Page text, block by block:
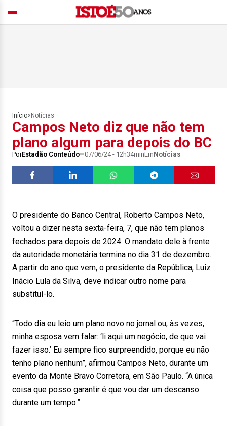
Início> Notícias
Campos Neto diz que não tem
plano algum para depois do BC
PorEstadão Conteúdo 07/06/24 - 12h34minEmNotícias
O presidente do Banco Central, Roberto Campos Neto,
voltou a dizer nesta sexta-feira, 7, que não tem planos
fechados para depois de 2024. O mandato dele à frente
da autoridade monetária termina no dia 31 de dezembro.
A partir do ano que vem, o presidente da República, Luiz
Inácio Lula da Silva, deve indicar outro nome para
substituí-lo.
“Todo dia eu leio um plano novo no jornal ou, às vezes,
minha esposa vem falar: ‘li aqui um negócio, de que vai
fazer isso.’ Eu sempre fico surpreendido, porque eu não
tenho plano nenhum”, afirmou Campos Neto, durante um
evento da Monte Bravo Corretora, em São Paulo. “A única
coisa que posso garantir é que vou dar um descanso
durante um tempo.”